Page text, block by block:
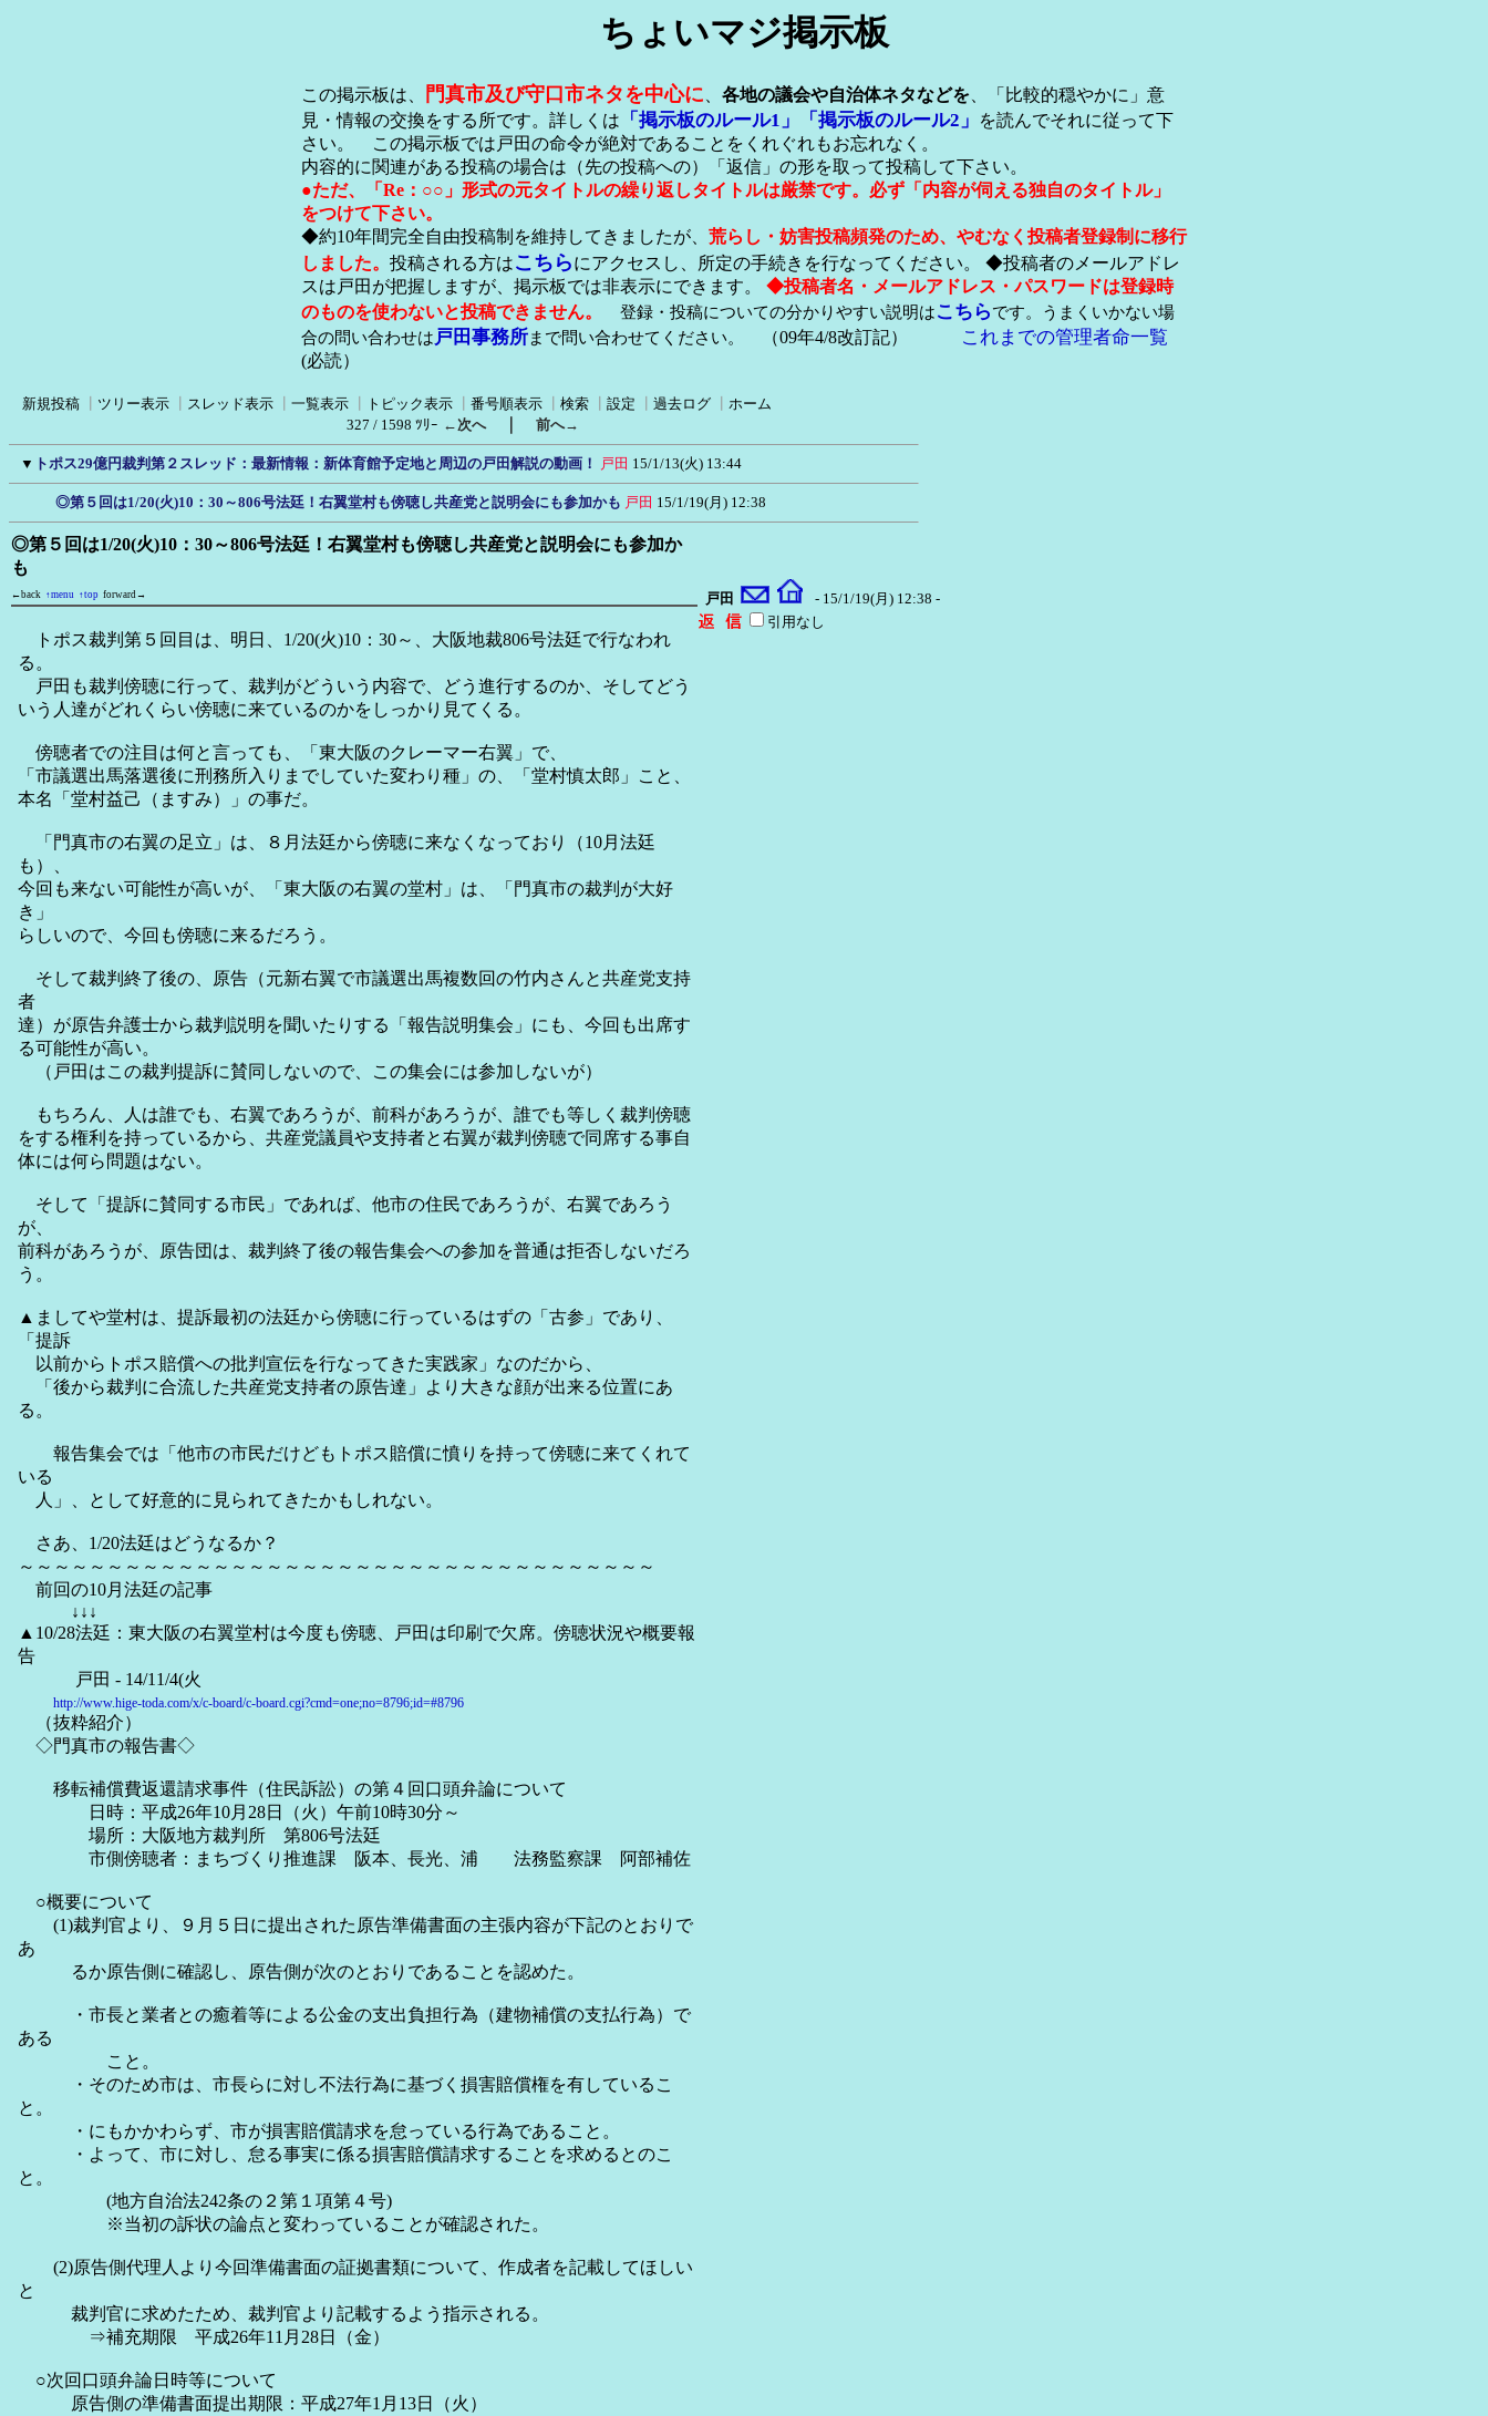
ちょいマジ掲示板
この掲示板は、 門真市及び守口市ネタを中心に、 各地の議会や自治体ネタなどを、「比較的穏やかに」意
見・情報の交換をする所です。詳しくは
「掲示板のルール1」 「掲示板のルール2」
を読んでそれに従って下
さい。 この掲示板では戸田の命令が絶対であることをくれぐれもお忘れなく。
内容的に関連がある投稿の場合は（先の投稿への）「返信」の形を取って投稿して下さい。
●ただ、「Re：○○」形式の元タイトルの繰り返しタイトルは厳禁です。必ず「内容が伺える独自のタイトル」
をつけて下さい。
◆約10年間完全自由投稿制を維持してきましたが、 荒らし・妨害投稿頻発のため、やむなく投稿者登録制に移行
しました。 投稿される方はこちらにアクセスし、所定の手続きを行なってください。 ◆投稿者のメールアドレ
スは戸田が把握しますが、掲示板では非表示にできます。 ◆投稿者名・メールアドレス・パスワードは登録時
のものを使わないと投稿できません。
登録・投稿についての分かりやすい説明はこちらです。うまくいかない場
合の問い合わせは戸田事務所まで問い合わせてください。 （09年4/8改訂記） これまでの管理者命一覧
(必読）
新規投稿 ツリー表示 スレッド表示 一覧表示 トピック表示 番号順表示 検索 設定 過去ログ
ホーム
327 / 1598 ﾂﾘｰ ←次へ｜ 前へ→
▼ トポス29億円裁判第２スレッド：最新情報：新体育館予定地と周辺の戸田解説の動画！ 戸田 15/1/13(火) 13:44
◎第５回は1/20(火)10：30～806号法廷！右翼堂村も傍聴し共産党と説明会にも参加かも 戸田 15/1/19(月) 12:38
◎第５回は1/20(火)10：30～806号法廷！右翼堂村も傍聴し共産党と説明会にも参加か
も
←back ↑menu ↑top forward→ 戸田 - 15/1/19(月) 12:38 -
トポス裁判第５回目は、明日、1/20(火)10：30～、大阪地裁806号法廷で行なわれ
る。
戸田も裁判傍聴に行って、裁判がどういう内容で、どう進行するのか、そしてどう
いう人達がどれくらい傍聴に来ているのかをしっかり見てくる。
傍聴者での注目は何と言っても、「東大阪のクレーマー右翼」で、
「市議選出馬落選後に刑務所入りまでしていた変わり種」の、「堂村慎太郎」こと、
本名「堂村益己（ますみ）」の事だ。
「門真市の右翼の足立」は、８月法廷から傍聴に来なくなっており（10月法廷
も）、
今回も来ない可能性が高いが、「東大阪の右翼の堂村」は、「門真市の裁判が大好
き」
らしいので、今回も傍聴に来るだろう。
そして裁判終了後の、原告（元新右翼で市議選出馬複数回の竹内さんと共産党支持
者
達）が原告弁護士から裁判説明を聞いたりする「報告説明集会」にも、今回も出席す
る可能性が高い。
（戸田はこの裁判提訴に賛同しないので、この集会には参加しないが）
もちろん、人は誰でも、右翼であろうが、前科があろうが、誰でも等しく裁判傍聴
をする権利を持っているから、共産党議員や支持者と右翼が裁判傍聴で同席する事自
体には何ら問題はない。
そして「提訴に賛同する市民」であれば、他市の住民であろうが、右翼であろう
が、
前科があろうが、原告団は、裁判終了後の報告集会への参加を普通は拒否しないだろ
う。
▲ましてや堂村は、提訴最初の法廷から傍聴に行っているはずの「古参」であり、
「提訴
以前からトポス賠償への批判宣伝を行なってきた実践家」なのだから、
「後から裁判に合流した共産党支持者の原告達」より大きな顔が出来る位置にあ
る。
報告集会では「他市の市民だけどもトポス賠償に憤りを持って傍聴に来てくれて
いる
人」、として好意的に見られてきたかもしれない。
さあ、1/20法廷はどうなるか？
～～～～～～～～～～～～～～～～～～～～～～～～～～～～～～～～～～～～
前回の10月法廷の記事
↓↓↓
▲10/28法廷：東大阪の右翼堂村は今度も傍聴、戸田は印刷で欠席。傍聴状況や概要報
告
戸田 - 14/11/4(火
http://www.hige-toda.com/x/c-board/c-board.cgi?cmd=one;no=8796;id=#8796
（抜粋紹介）
◇門真市の報告書◇
移転補償費返還請求事件（住民訴訟）の第４回口頭弁論について
日時：平成26年10月28日（火）午前10時30分～
場所：大阪地方裁判所 第806号法廷
市側傍聴者：まちづくり推進課 阪本、長光、浦 法務監察課 阿部補佐
○概要について
(1)裁判官より、９月５日に提出された原告準備書面の主張内容が下記のとおりで
あ
るか原告側に確認し、原告側が次のとおりであることを認めた。
・市長と業者との癒着等による公金の支出負担行為（建物補償の支払行為）で
ある
こと。
・そのため市は、市長らに対し不法行為に基づく損害賠償権を有しているこ
と。
・にもかかわらず、市が損害賠償請求を怠っている行為であること。
・よって、市に対し、怠る事実に係る損害賠償請求することを求めるとのこ
と。
(地方自治法242条の２第１項第４号)
※当初の訴状の論点と変わっていることが確認された。
(2)原告側代理人より今回準備書面の証拠書類について、作成者を記載してほしい
と
裁判官に求めたため、裁判官より記載するよう指示される。
⇒補充期限 平成26年11月28日（金）
○次回口頭弁論日時等について
原告側の準備書面提出期限：平成27年1月13日（火）
引用なし